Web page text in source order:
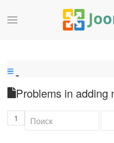
Problems in adding
1